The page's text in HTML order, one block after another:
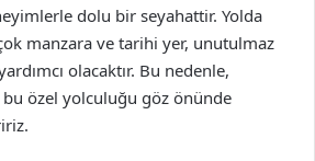
dolu bir seyahattir. Yolda
çok manzara ve tarihi yer, unutulmaz
olacaktır. Bu nedenle,
bu özel yolculuğu göz önünde